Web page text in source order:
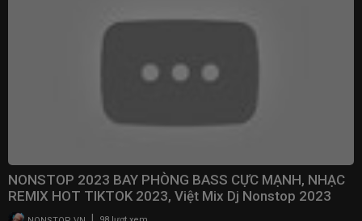
NONSTOP 2023 BAY PHÒNG BASS CỰC MẠNH, NHẠC
REMIX HOT TIKTOK 2023, Việt Mix Dj Nonstop 2023
Vinahouse